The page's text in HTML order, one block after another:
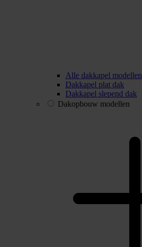
Alle dakkapel modellen
Dakkapel plat dak
Dakkapel slepend dak
Dakopbouw modellen